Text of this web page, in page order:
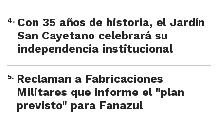
4. Con 35 años de historia, el Jardín
San Cayetano celebrará su
independencia institucional
5. Reclaman a Fabricaciones
Militares que informe el "plan
previsto" para Fanazul